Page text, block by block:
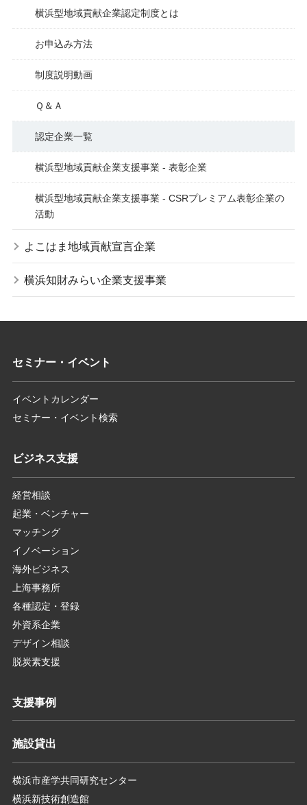
横浜型地域貢献企業認定制度とは
お申込み方法
制度説明動画
Ｑ＆Ａ
認定企業一覧
横浜型地域貢献企業支援事業 - 表彰企業
横浜型地域貢献企業支援事業 - CSRプレミアム表彰企業の
活動
よこはま地域貢献宣言企業
横浜知財みらい企業支援事業
セミナー・イベント
イベントカレンダー
セミナー・イベント検索
ビジネス支援
経営相談
起業・ベンチャー
マッチング
イノベーション
海外ビジネス
上海事務所
各種認定・登録
外資系企業
デザイン相談
脱炭素支援
支援事例
施設貸出
横浜市産学共同研究センター
横浜新技術創造館